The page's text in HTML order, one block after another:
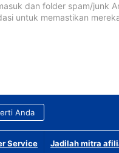
dan folder spam/junk
untuk memastikan
Anda
Service Jadilah mitra